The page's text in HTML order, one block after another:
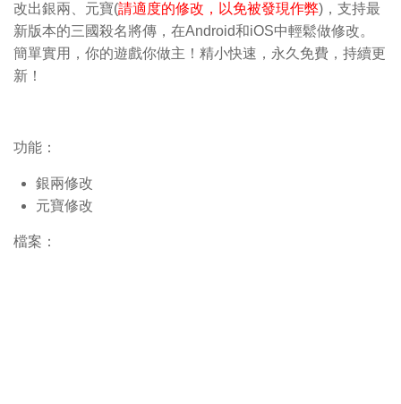
改出銀兩、元寶(請適度的修改，以免被發現作弊)，支持最
新版本的三國殺名將傳，在Android和iOS中輕鬆做修改。
簡單實用，你的遊戲你做主！精小快速，永久免費，持續更
新！
功能：
銀兩修改
元寶修改
檔案：